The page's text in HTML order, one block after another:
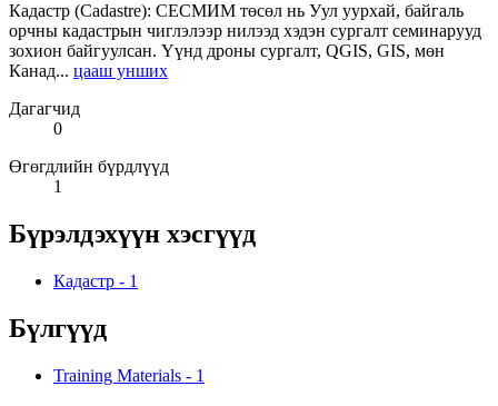
Кадастр (Cadastre): СЕСМИМ төсөл нь Уул уурхай, байгаль
орчны кадастрын чиглэлээр нилээд хэдэн сургалт семинарууд
зохион байгуулсан. Үүнд дроны сургалт, QGIS, GIS, мөн
Канад... цааш унших
Дагагчид
0
Өгөгдлийн бүрдлүүд
1
Бүрэлдэхүүн хэсгүүд
Кадастр - 1
Бүлгүүд
Training Materials - 1